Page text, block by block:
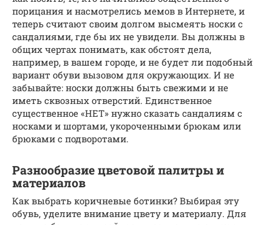
порицания и насмотрелись мемов в Интернете, и
теперь считают своим долгом высмеять носки с
сандалиями, где бы их не увидели. Вы должны в
общих чертах понимать, как обстоят дела,
например, в вашем городе, и не будет ли подобный
вариант обуви вызовом для окружающих. И не
забывайте: носки должны быть свежими и не
иметь сквозных отверстий. Единственное
существенное «НЕТ» нужно сказать сандалиям с
носками и шортами, укороченными брюкам или
брюками с подворотами.
Разнообразие цветовой палитры и
материалов
Как выбрать коричневые ботинки? Выбирая эту
обувь, уделите внимание цвету и материалу. Для